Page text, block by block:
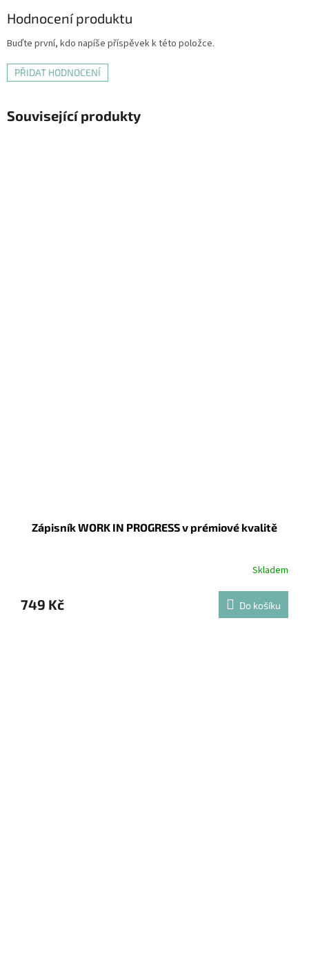
Hodnocení produktu
Buďte první, kdo napíše příspěvek k této položce.
PŘIDAT HODNOCENÍ
Související produkty
Zápisník WORK IN PROGRESS v prémiové kvalitě
Skladem
749 Kč Do košíku